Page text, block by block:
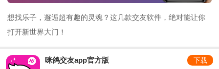
想找乐子，邂逅超有趣的灵魂？这几款交友软件，绝对能让你
打开新世界大门！
咪鸽交友app官方版 下载